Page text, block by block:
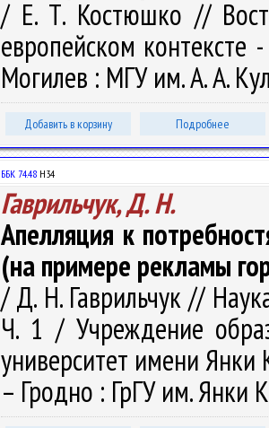
/ Е. Т. Костюшко //
европейском контексте
Могилев : МГУ им. А. А.
Добавить в корзину Подробнее
ББК 74.48 Н34
Гаврильчук, Д. Н.
Апелляция к
(на примере рекламы
/ Д. Н. Гаврильчук //
Ч. 1 / Учреждение
университет имени Янки
– Гродно : ГрГУ им. Янки